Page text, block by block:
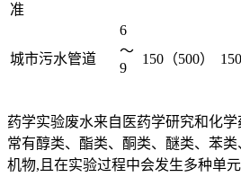
准
城市污水管道
6
～
9
150（500）
药学实验废水来自医药学研究和化
常有醇类、酯类、酮类、醚类、苯
机物,且在实验过程中会发生多种单